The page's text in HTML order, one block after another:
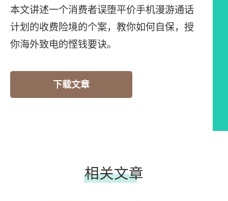
本文讲述一个消费者误堕平价手机漫游通话
计划的收费险境的个案，教你如何自保，授
你海外致电的悭钱要诀。
下载文章
相关文章